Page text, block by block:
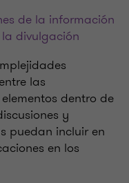
de la información
divulgación
las
dentro de
y
puedan incluir en
en los